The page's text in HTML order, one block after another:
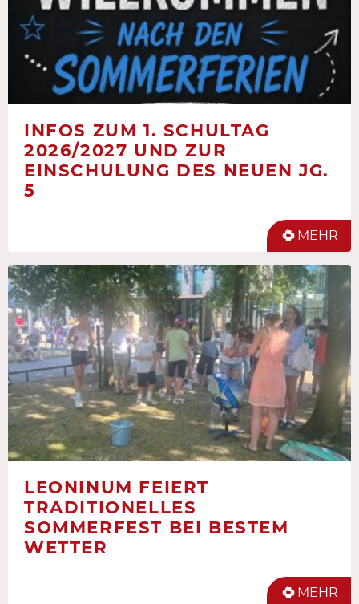
INFOS ZUM 1. SCHULTAG
2026/2027 UND ZUR
EINSCHULUNG DES NEUEN JG.
5
MEHR
LEONINUM FEIERT
TRADITIONELLES
SOMMERFEST BEI BESTEM
WETTER
MEHR